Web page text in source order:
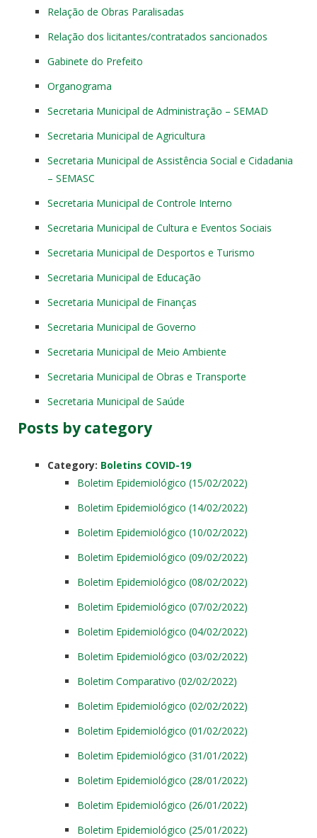
Relação de Obras Paralisadas
Relação dos licitantes/contratados sancionados
Gabinete do Prefeito
Organograma
Secretaria Municipal de Administração – SEMAD
Secretaria Municipal de Agricultura
Secretaria Municipal de Assistência Social e Cidadania
– SEMASC
Secretaria Municipal de Controle Interno
Secretaria Municipal de Cultura e Eventos Sociais
Secretaria Municipal de Desportos e Turismo
Secretaria Municipal de Educação
Secretaria Municipal de Finanças
Secretaria Municipal de Governo
Secretaria Municipal de Meio Ambiente
Secretaria Municipal de Obras e Transporte
Secretaria Municipal de Saúde
Posts by category
Category: Boletins COVID-19
Boletim Epidemiológico (15/02/2022)
Boletim Epidemiológico (14/02/2022)
Boletim Epidemiológico (10/02/2022)
Boletim Epidemiológico (09/02/2022)
Boletim Epidemiológico (08/02/2022)
Boletim Epidemiológico (07/02/2022)
Boletim Epidemiológico (04/02/2022)
Boletim Epidemiológico (03/02/2022)
Boletim Comparativo (02/02/2022)
Boletim Epidemiológico (02/02/2022)
Boletim Epidemiológico (01/02/2022)
Boletim Epidemiológico (31/01/2022)
Boletim Epidemiológico (28/01/2022)
Boletim Epidemiológico (26/01/2022)
Boletim Epidemiológico (25/01/2022)